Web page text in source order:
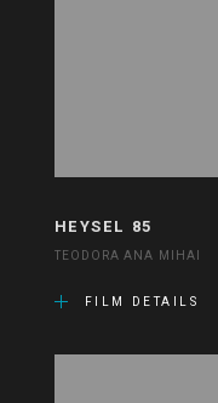
HEYSEL 85
TEODORA ANA MIHAI
FILM DETAILS